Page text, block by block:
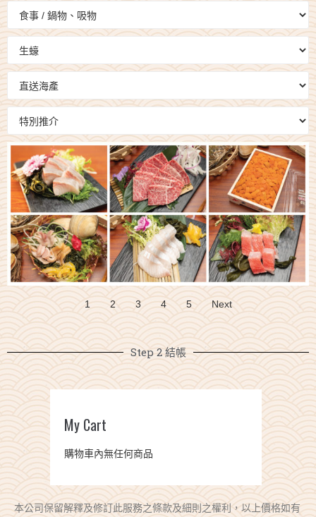
1 2 3 4 5 Next
Step 2 結帳
My Cart
購物車內無任何商品
本公司保留解釋及修訂此服務之條款及細則之權利，以上價格如有